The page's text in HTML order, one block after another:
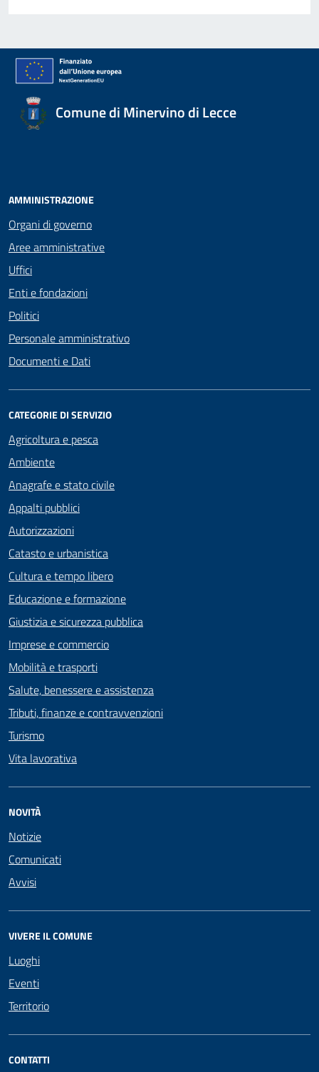
Comune di Minervino di Lecce
AMMINISTRAZIONE
Organi di governo
Aree amministrative
Uffici
Enti e fondazioni
Politici
Personale amministrativo
Documenti e Dati
CATEGORIE DI SERVIZIO
Agricoltura e pesca
Ambiente
Anagrafe e stato civile
Appalti pubblici
Autorizzazioni
Catasto e urbanistica
Cultura e tempo libero
Educazione e formazione
Giustizia e sicurezza pubblica
Imprese e commercio
Mobilità e trasporti
Salute, benessere e assistenza
Tributi, finanze e contravvenzioni
Turismo
Vita lavorativa
NOVITÀ
Notizie
Comunicati
Avvisi
VIVERE IL COMUNE
Luoghi
Eventi
Territorio
CONTATTI